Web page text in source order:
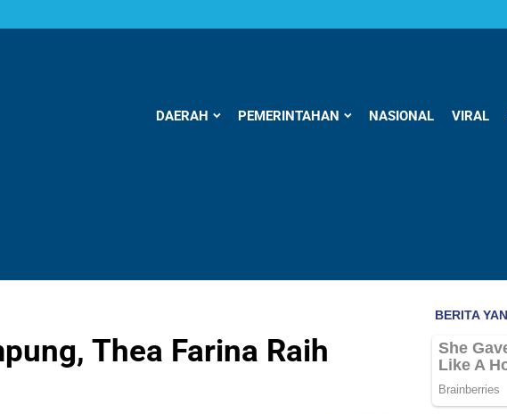
DAERAH PEMERINTAHAN NASIONAL VIRAL
Thea Farina Raih